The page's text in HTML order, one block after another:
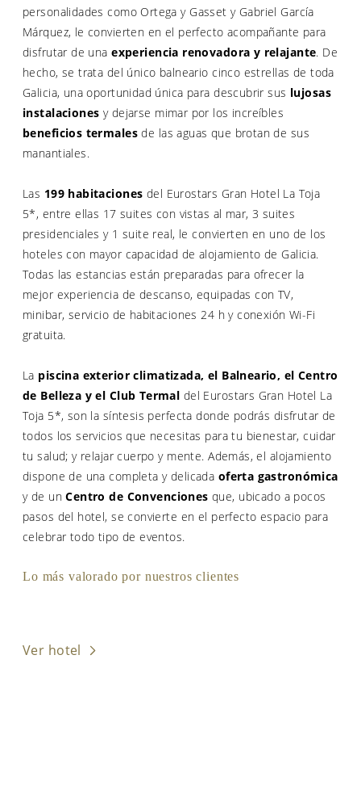
personalidades como Ortega y Gasset y Gabriel García
Márquez, le convierten en el perfecto acompañante para
disfrutar de unaexperiencia renovadora y relajante. De
hecho, se trata del único balneario cinco estrellas de toda
Galicia, una oportunidad única para descubrir sus lujosas
instalaciones y dejarse mimar por los increíbles
beneficios termalesde las aguas que brotan de sus
manantiales.
Las 199 habitaciones del Eurostars Gran Hotel La Toja
5*, entre ellas 17 suites con vistas al mar, 3 suites
presidenciales y 1 suite real, le convierten en uno de los
hoteles con mayor capacidad de alojamiento de Galicia.
Todas las estancias están preparadas para ofrecer la
mejor experiencia de descanso, equipadas con TV,
minibar, servicio de habitaciones 24 h y conexión Wi-Fi
gratuita.
La piscina exterior climatizada, el Balneario, el Centro
de Belleza y el Club Termal del Eurostars Gran Hotel La
Toja 5*, son la síntesis perfecta donde podrás disfrutar de
todos los servicios que necesitas para tu bienestar, cuidar
tu salud; y relajar cuerpo y mente. Además, el alojamiento
dispone de una completa y delicada oferta gastronómica
y de unCentro de Convenciones que, ubicado a pocos
pasos del hotel, se convierte en el perfecto espacio para
celebrar todo tipo de eventos.
Lo más valorado por nuestros clientes
Ver hotel